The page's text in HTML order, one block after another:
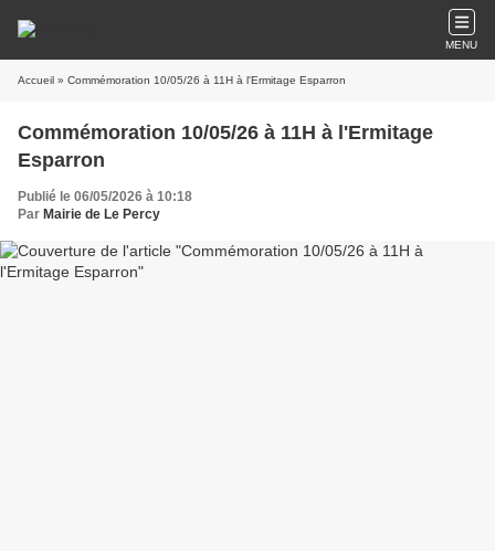
MENU
Accueil » Commémoration 10/05/26 à 11H à l'Ermitage Esparron
Commémoration 10/05/26 à 11H à l'Ermitage
Esparron
Publié le 06/05/2026 à 10:18
Par Mairie de Le Percy